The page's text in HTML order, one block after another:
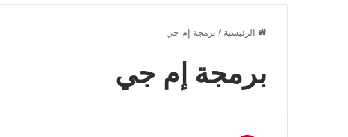
الرئيسية / برمجة إم جي
برمجة إم جي